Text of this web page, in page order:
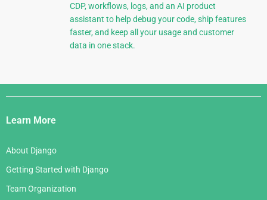
CDP, workflows, logs, and an AI product
assistant to help debug your code, ship features
faster, and keep all your usage and customer
data in one stack.
Django
Links
Learn More
About Django
Getting Started with Django
Team Organization